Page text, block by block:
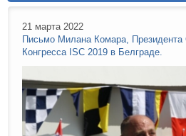
21 марта 2022
Письмо Милана Комара, Президента
Конгресса ISC 2019 в Белграде.